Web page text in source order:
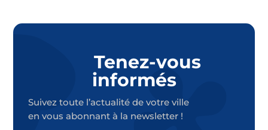
Tenez-vous
informés
Suivez toute l’actualité de votre ville
en vous abonnant à la newsletter !